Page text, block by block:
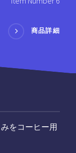
商品詳細
みをコーヒー用